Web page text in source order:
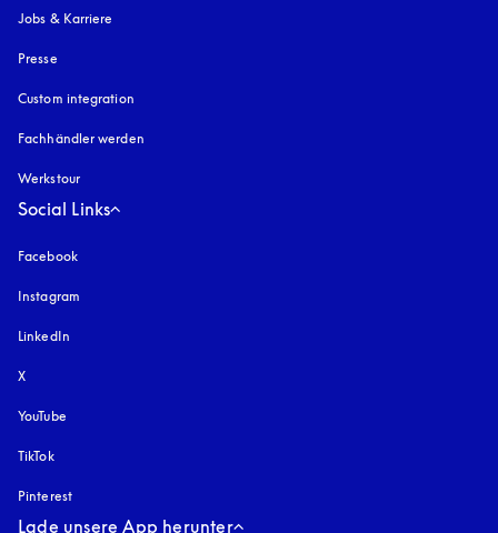
Jobs & Karriere
Presse
Custom integration
Fachhändler werden
Werkstour
Social Links
Facebook
Instagram
LinkedIn
X
YouTube
TikTok
Pinterest
Lade unsere App herunter